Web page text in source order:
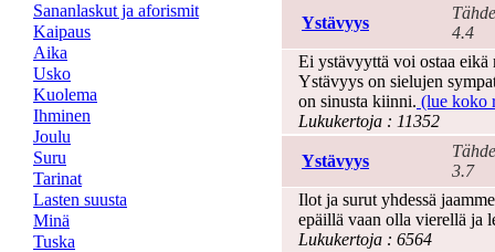
Sananlaskut ja aforismit
Kaipaus
Aika
Usko
Kuolema
Ihminen
Joulu
Suru
Tarinat
Lasten suusta
Minä
Tuska
Ystävyys
4.4
Ei ystävyyttä voi ostaa
Ystävyys on sielujen
on sinusta kiinni. (lue koko
Lukukertoja : 11352
Ystävyys
3.7
Ilot ja surut yhdessä
epäillä vaan olla vierellä ja
Lukukertoja : 6564